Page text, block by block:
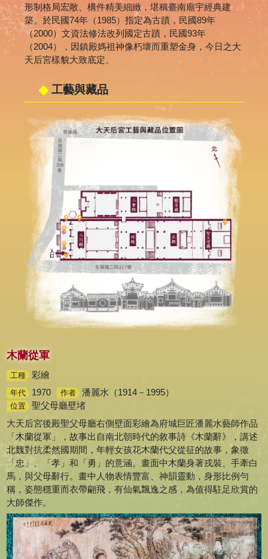
形制格局宏敞、構件精美細緻，堪稱臺南廟宇經典建
築。於民國74年（1985）指定為古蹟，民國89年
（2000）文資法修法改列國定古蹟，民國93年
（2004），因鎮殿媽祖神像朽壞而重塑金身，今日之大
天后宮樣貌大致底定。
工藝與藏品
木蘭從軍
工種 彩繪
年代 1970 作者 潘麗水（1914－1995）
位置
聖父母廳壁堵
大天后宮後殿聖父母廳右側壁面彩繪為府城巨匠潘麗水藝師作品
「木蘭從軍」，故事出自南北朝時代的敘事詩《木蘭辭》，講述
北魏對抗柔然國期間，年輕女孩花木蘭代父從征的故事，象徵
「忠」、「孝」和「勇」的意涵。畫面中木蘭身著戎裝、手牽白
馬，與父母辭行。畫中人物表情豐富、神韻靈動，身形比例勻
稱，姿態穩重而衣帶翩飛，有仙氣飄逸之感，為值得駐足欣賞的
大師傑作。